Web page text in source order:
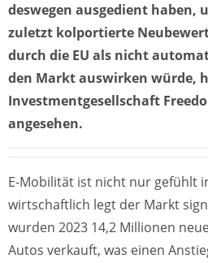
deswegen ausgedient haben,
zuletzt kolportierte
durch die EU als nicht
den Markt auswirken würde,
Investmentgesellschaft
angesehen.
E-Mobilität ist nicht nur gefühlt
wirtschaftlich legt der Markt
wurden 2023 14,2 Millionen
Autos verkauft, was einen